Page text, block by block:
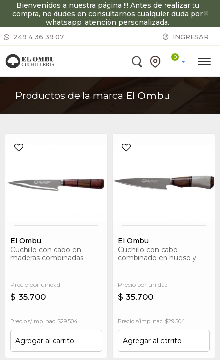
×
Bienvenidos a nuestra página !!! Antes de realizar tu
compra, no dudes en consultarnos cualquier duda por
whatsapp, atención personalizada.
249 4 36 39 07 INGRESAR
0
Productos de la marca El Ombu
El Ombu
Cuchillo con cabo en
maderas combinadas
quebracho, etc)
Precio por unidad
$ 35.700
Precio s/imp. nac. $29.504
Agregar al carrito
El Ombu
Cuchillo con cabo
combinado en hueso y
Precio por unidad
$ 35.700
Precio s/imp. nac. $29.504
Agregar al carrito